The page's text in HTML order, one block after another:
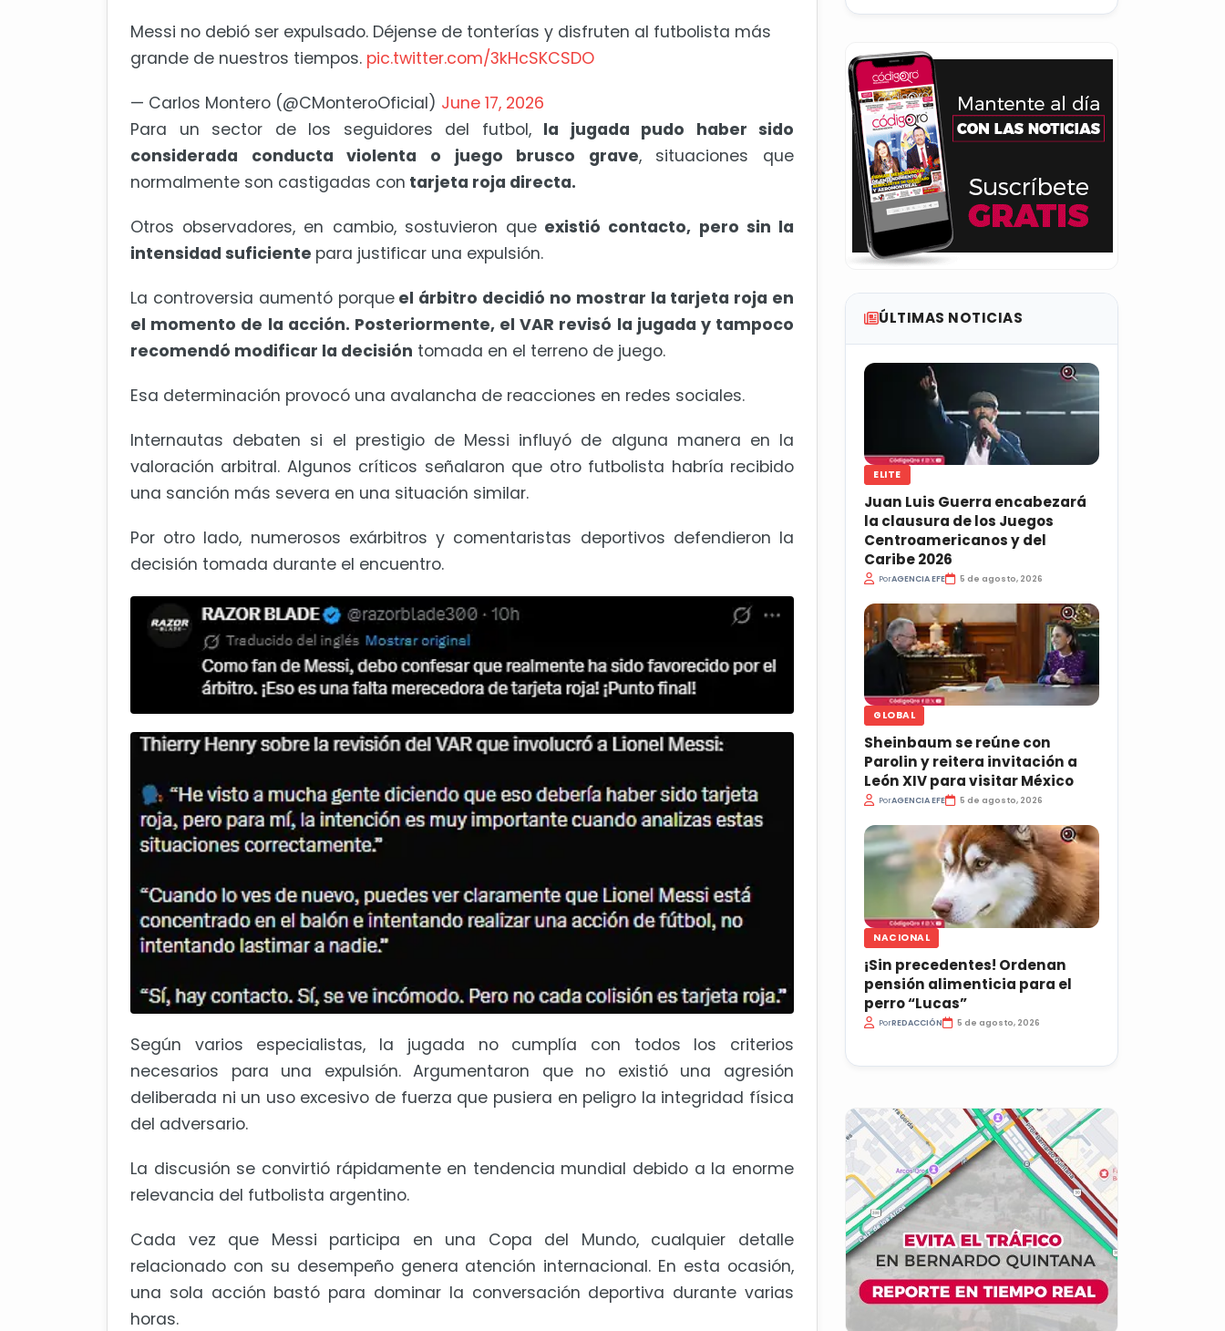
Messi no debió ser expulsado. Déjense de tonterías y disfruten al futbolista más
grande de nuestros tiempos. pic.twitter.com/3kHcSKCSDO
— Carlos Montero (@CMonteroOficial) June 17, 2026
Para un sector de los seguidores del futbol, la jugada pudo haber sido
considerada conducta violenta o juego brusco grave, situaciones que
normalmente son castigadas con tarjeta roja directa.
Otros observadores, en cambio, sostuvieron que existió contacto, pero sin la
intensidad suficiente para justificar una expulsión.
La controversia aumentó porqueel árbitro decidió no mostrar la tarjeta roja en
el momento de la acción. Posteriormente, el VAR revisó la jugada y tampoco
recomendó modificar la decisión tomada en el terreno de juego.
Esa determinación provocó una avalancha de reacciones en redes sociales.
Internautas debaten si el prestigio de Messi influyó de alguna manera en la
valoración arbitral. Algunos críticos señalaron que otro futbolista habría recibido
una sanción más severa en una situación similar.
Por otro lado, numerosos exárbitros y comentaristas deportivos defendieron la
decisión tomada durante el encuentro.
Según varios especialistas, la jugada no cumplía con todos los criterios
necesarios para una expulsión. Argumentaron que no existió una agresión
deliberada ni un uso excesivo de fuerza que pusiera en peligro la integridad física
del adversario.
La discusión se convirtió rápidamente en tendencia mundial debido a la enorme
relevancia del futbolista argentino.
Cada vez que Messi participa en una Copa del Mundo, cualquier detalle
relacionado con su desempeño genera atención internacional. En esta ocasión,
una sola acción bastó para dominar la conversación deportiva durante varias
horas.
ÚLTIMAS NOTICIAS
ELITE
Juan Luis Guerra encabezará
la clausura de los Juegos
Centroamericanos y del
Caribe 2026
PorAGENCIA EFE 5 de agosto, 2026
GLOBAL
Sheinbaum se reúne con
Parolin y reitera invitación a
León XIV para visitar México
PorAGENCIA EFE 5 de agosto, 2026
NACIONAL
¡Sin precedentes! Ordenan
pensión alimenticia para el
perro “Lucas”
PorREDACCIÓN 5 de agosto, 2026